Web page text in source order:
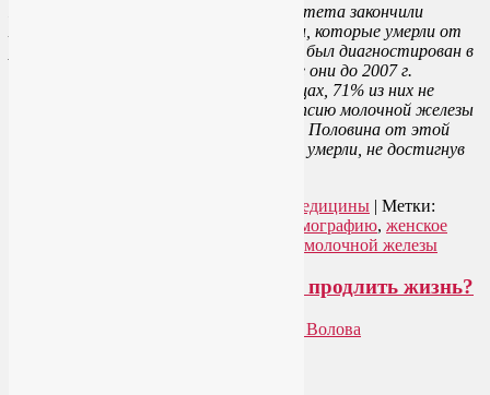
Недавно ученые Гарвардского университета закончили
многолетнее исследование 600 женщин, которые умерли от
рака груди. Рак молочной железы у них был диагностирован в
промежутке между 1990 и 1999 гг. Все они до 2007 г.
наблюдались в двух бостонских больницах, 71% из них не
делали маммографию, а тем более биопсию молочной железы
до того, как узнали страшный диагноз. Половина от этой
очередной обильной жатвы рака груди умерли, не достигнув
Новости медицины | Метки:
делать маммографию, женское
рак молочной железы
5 секретов молодости, или Как продлить жизнь?
Лия Волова